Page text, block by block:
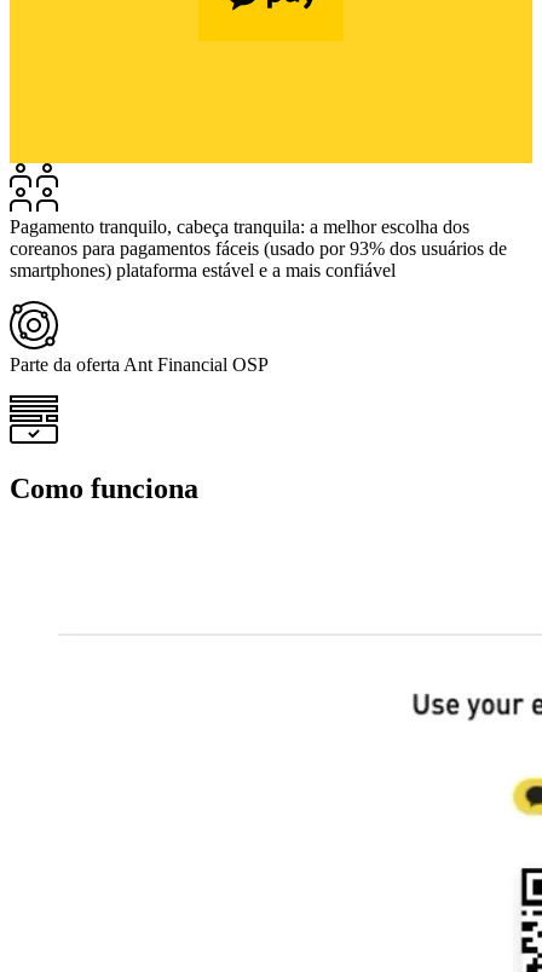
Pagamento tranquilo, cabeça tranquila: a melhor escolha dos
coreanos para pagamentos fáceis (usado por 93% dos usuários de
smartphones) plataforma estável e a mais confiável
Parte da oferta Ant Financial OSP
Como funciona